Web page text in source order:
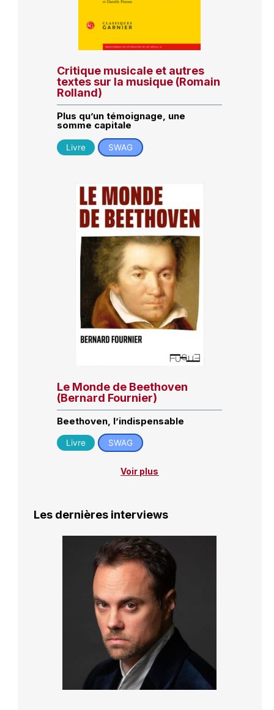
Critique musicale et autres
textes sur la musique (Romain
Rolland)
Plus qu’un témoignage, une
somme capitale
Livre SWAG
Le Monde de Beethoven
(Bernard Fournier)
Beethoven, l’indispensable
Livre SWAG
Voir plus
Les dernières interviews